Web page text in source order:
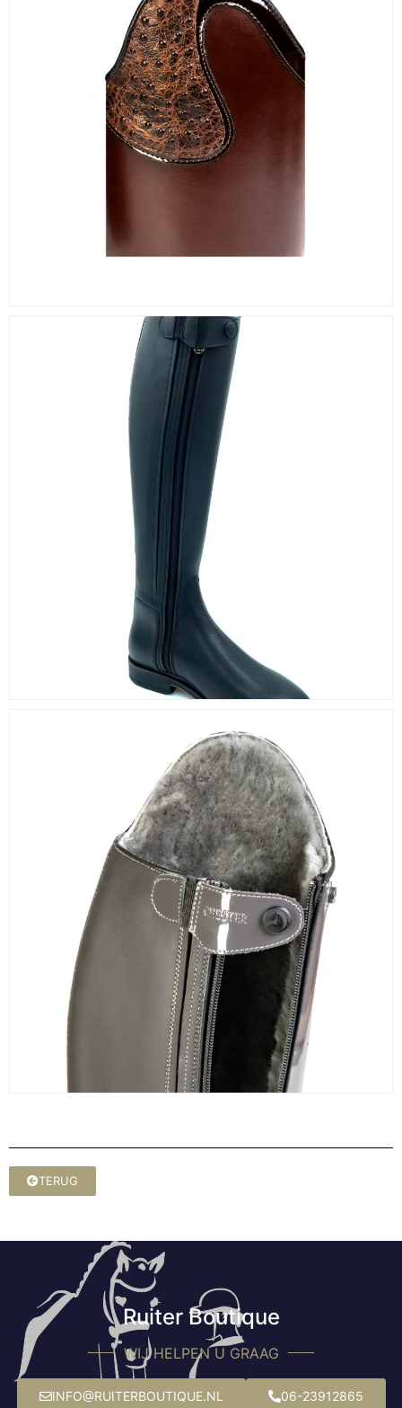
TERUG
Ruiter Boutique
WIJ HELPEN U GRAAG
INFO@RUITERBOUTIQUE.NL 06-23912865